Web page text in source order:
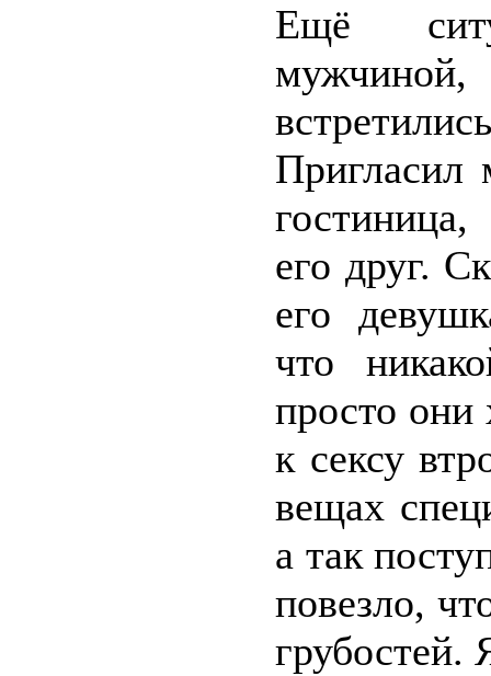
Ещё
Пригласил
его друг.
его
что
просто они
к сексу
вещах
а так
повезло,
грубостей.